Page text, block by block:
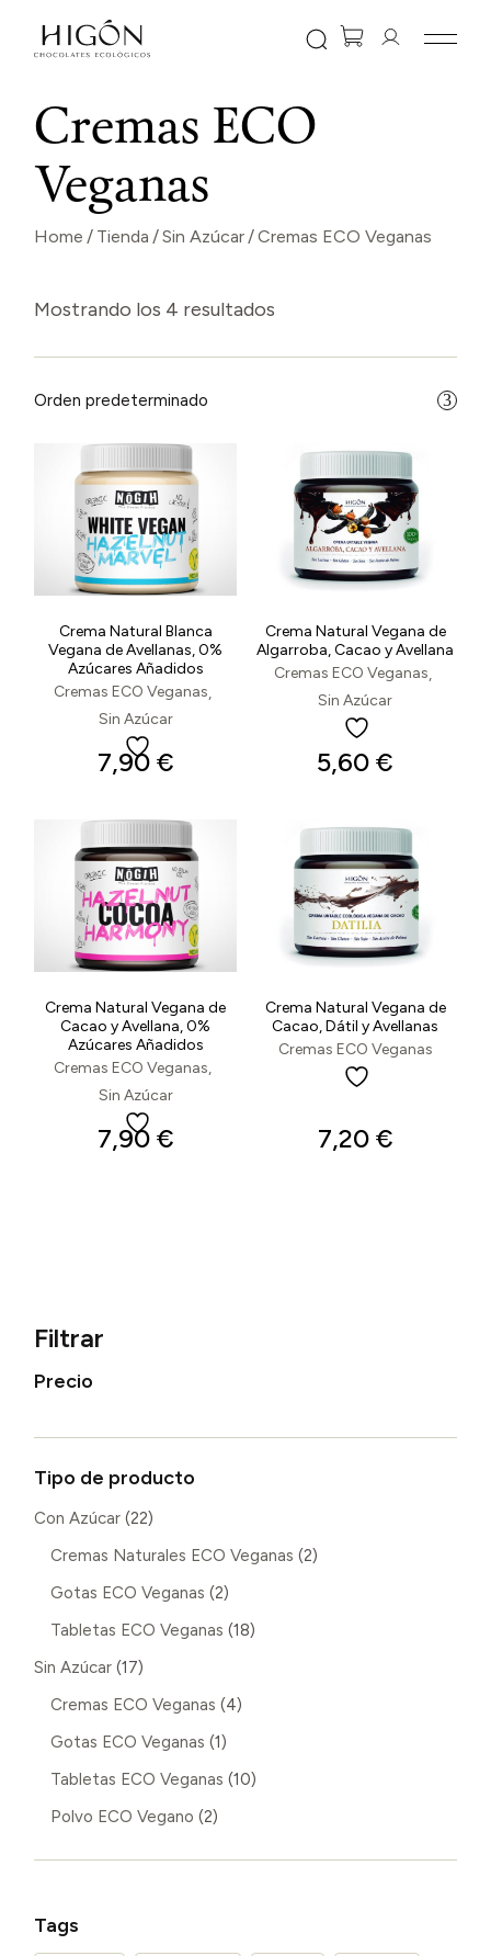
content
Cremas ECO
Veganas
Home Tienda Sin Azúcar Cremas ECO Veganas
Mostrando los 4 resultados
Orden predeterminado
Crema Natural Blanca
Vegana de Avellanas, 0%
Azúcares Añadidos
Cremas ECO Veganas
Sin Azúcar
7,90 €
Crema Natural Vegana de
Algarroba, Cacao y Avellana
Cremas ECO Veganas
Sin Azúcar
5,60€
Crema Natural Vegana de
Cacao y Avellana, 0%
Azúcares Añadidos
Cremas ECO Veganas
Sin Azúcar
7,90 €
Crema Natural Vegana de
Cacao, Dátil y Avellanas
Cremas ECO Veganas
7,20 €
Filtrar
Precio
Tipo de producto
Con Azúcar 2222
productos
Cremas Naturales ECO Veganas 22
productos
Gotas ECO Veganas 22
productos
Tabletas ECO Veganas 1818
productos
Sin Azúcar 1717
productos
Cremas ECO Veganas
44
productos
Gotas ECO Veganas 11
producto
Tabletas ECO Veganas 1010
productos
Polvo ECO Vegano 22
productos
Tags